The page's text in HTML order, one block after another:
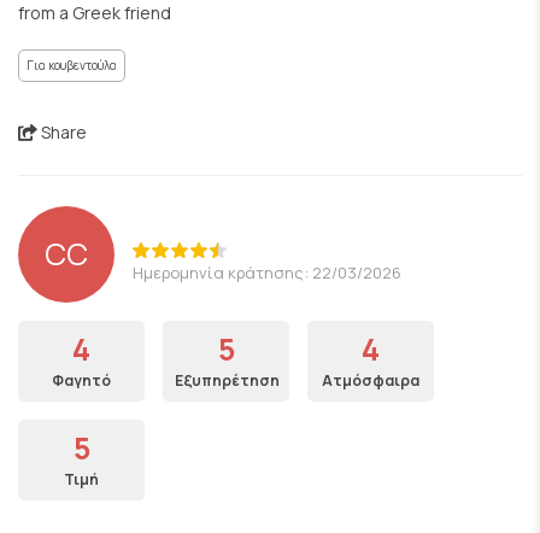
from a Greek friend
Για κουβεντούλα
Share
CC Ημερομηνία κράτησης: 22/03/2026
4
Φαγητό
5
Εξυπηρέτηση
4
Ατμόσφαιρα
5
Τιμή